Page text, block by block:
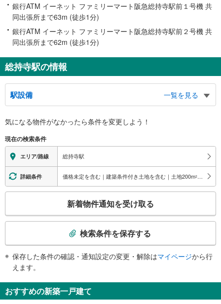
銀行ATM イーネット ファミリーマート阪急総持寺駅前１号機 共
同出張所まで63m (徒歩1分)
銀行ATM イーネット ファミリーマート阪急総持寺駅前２号機 共
同出張所まで62m (徒歩1分)
総持寺駅の情報
駅設備
一覧を見る
※段差なしでの移動経路
地上⇔改札⇔ホーム：○
（※各改札⇔反対側のホームへの改札内移動：×）
エレベータ
・京都河原町方面ホーム⇔西改札
・東改札⇔地上
トイレ
・京都河原町方面ホーム上
その他
・盲導鈴
気になる物件がなかったら条件を変更しよう！
現在の検索条件
エリア/路線 総持寺駅
詳細条件 価格未定を含む｜建築条件付き土地を含む｜土地200m2 以上
検
知
を
新着物件通知を受け取る
検索条件を保存する
保存した条件の確認・通知設定の変更・解除はマイページから行
えます。
おすすめの新築一戸建て